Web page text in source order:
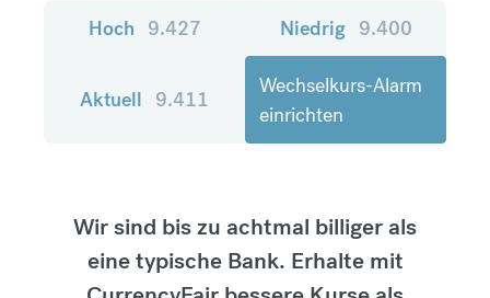
Hoch 9.427 Niedrig 9.400
Aktuell 9.411
Wechselkurs-Alarm
einrichten
Wir sind bis zu achtmal billiger als
eine typische Bank. Erhalte mit